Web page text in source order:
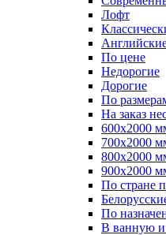
Лофт
По цене
Недорогие
Дорогие
По
На заказ
600х2000
700х2000
800х2000
900х2000
По стране
По
В ванную и